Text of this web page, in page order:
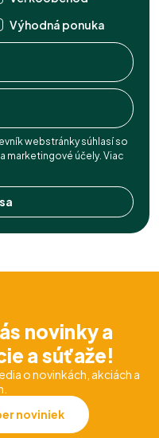
Výhodná ponuka
webstránky súhlasí so
marketingové účely. Viac
novinky a
a súťaže!
o novinkách, akciách a
noviniek